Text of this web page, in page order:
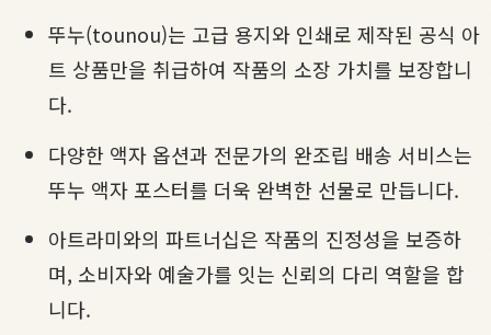
뚜누(tounou)는 고급 용지와 인쇄로 제작된 공식 아
트 상품만을 취급하여 작품의 소장 가치를 보장합니
다.
다양한 액자 옵션과 전문가의 완조립 배송 서비스는
뚜누 액자 포스터를 더욱 완벽한 선물로 만듭니다.
아트라미와의 파트너십은 작품의 진정성을 보증하
며, 소비자와 예술가를 잇는 신뢰의 다리 역할을 합
니다.